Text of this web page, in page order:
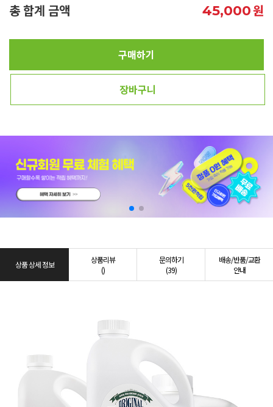
총 합계 금액 45,000원
구매하기
장바구니
상품 상세 정보
상품리뷰
()
문의하기
(39)
배송/반품/교환
안내